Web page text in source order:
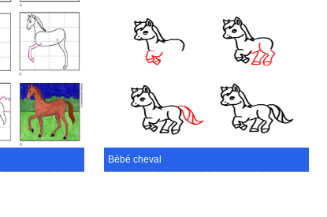
Bébé cheval